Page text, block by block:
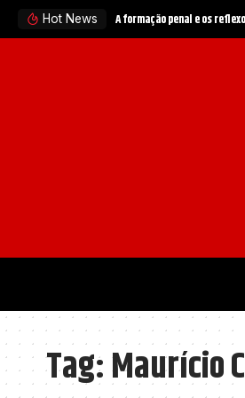
Hot News A formação penal e os
Tag:Maurício